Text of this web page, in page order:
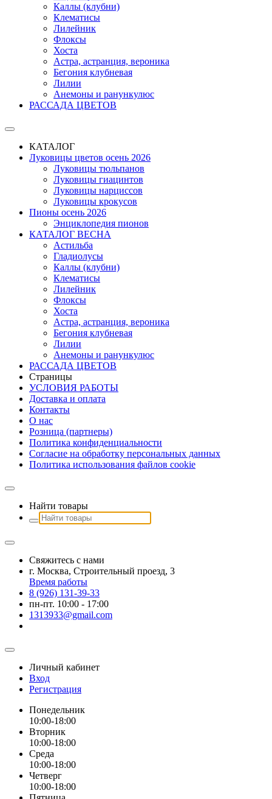
Каллы (клубни)
Клематисы
Лилейник
Флоксы
Хоста
Астра, астранция, вероника
Бегония клубневая
Лилии
Анемоны и ранункулюс
РАССАДА ЦВЕТОВ
КАТАЛОГ
Луковицы цветов осень 2026
Луковицы тюльпанов
Луковицы гиацинтов
Луковицы нарциссов
Луковицы крокусов
Пионы осень 2026
Энциклопедия пионов
КАТАЛОГ ВЕСНА
Астильба
Гладиолусы
Каллы (клубни)
Клематисы
Лилейник
Флоксы
Хоста
Астра, астранция, вероника
Бегония клубневая
Лилии
Анемоны и ранункулюс
РАССАДА ЦВЕТОВ
Страницы
УСЛОВИЯ РАБОТЫ
Доставка и оплата
Контакты
О наc
Розница (партнеры)
Политика конфиденциальности
Согласие на обработку персональных данных
Политика использования файлов сookie
Найти товары
Свяжитесь с нами
г. Москва, Строительный проезд, 3
Время работы
8 (926) 131-39-33
пн-пт. 10:00 - 17:00
1313933@gmail.com
Личный кабинет
Вход
Регистрация
Понедельник
10:00-18:00
Вторник
10:00-18:00
Среда
10:00-18:00
Четверг
10:00-18:00